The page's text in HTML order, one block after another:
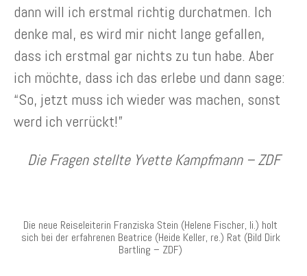
dann will ich erstmal richtig durchatmen. Ich
denke mal, es wird mir nicht lange gefallen,
dass ich erstmal gar nichts zu tun habe. Aber
ich möchte, dass ich das erlebe und dann sage:
“So, jetzt muss ich wieder was machen, sonst
werd ich verrückt!”
Die Fragen stellte Yvette Kampfmann – ZDF
Die neue Reiseleiterin Franziska Stein (Helene Fischer, li.) holt
sich bei der erfahrenen Beatrice (Heide Keller, re.) Rat (Bild Dirk
Bartling – ZDF)